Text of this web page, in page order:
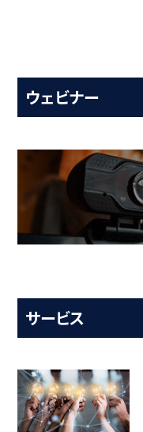
ウェビナー
サービス